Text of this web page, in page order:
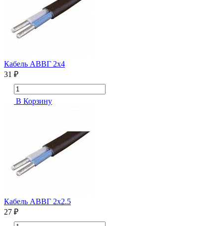
Кабель АВВГ 2х4
31 ₽
В Корзину
Кабель АВВГ 2х2.5
27 ₽